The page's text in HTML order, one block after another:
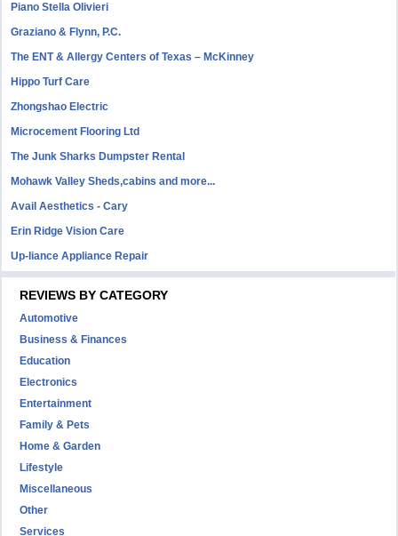
Piano Stella Olivieri
Graziano & Flynn, P.C.
The ENT & Allergy Centers of Texas – McKinney
Hippo Turf Care
Zhongshao Electric
Microcement Flooring Ltd
The Junk Sharks Dumpster Rental
Mohawk Valley Sheds,cabins and more...
Avail Aesthetics - Cary
Erin Ridge Vision Care
Up-liance Appliance Repair
REVIEWS BY CATEGORY
Automotive
Business & Finances
Education
Electronics
Entertainment
Family & Pets
Home & Garden
Lifestyle
Miscellaneous
Other
Services